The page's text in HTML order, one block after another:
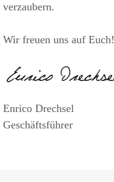
verzaubern.
Wir freuen uns auf Euch!
Enrico Drechsel
Geschäftsführer